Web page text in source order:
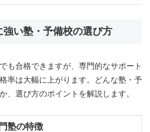
強い塾・予備校の選び方
も合格できますが、専門的なサポート
率は大幅に上がります。どんな塾・予
、選び方のポイントを解説します。
塾の特徴